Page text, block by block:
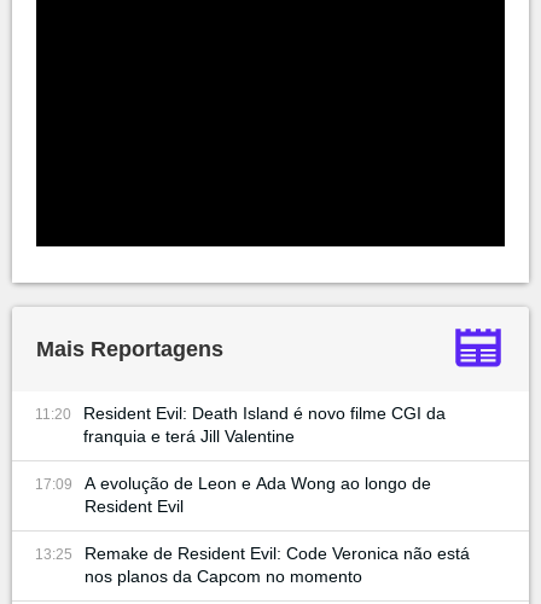
Mais Reportagens
11:20
Resident Evil: Death Island é novo filme CGI da
franquia e terá Jill Valentine
17:09
A evolução de Leon e Ada Wong ao longo de
Resident Evil
13:25
Remake de Resident Evil: Code Veronica não está
nos planos da Capcom no momento